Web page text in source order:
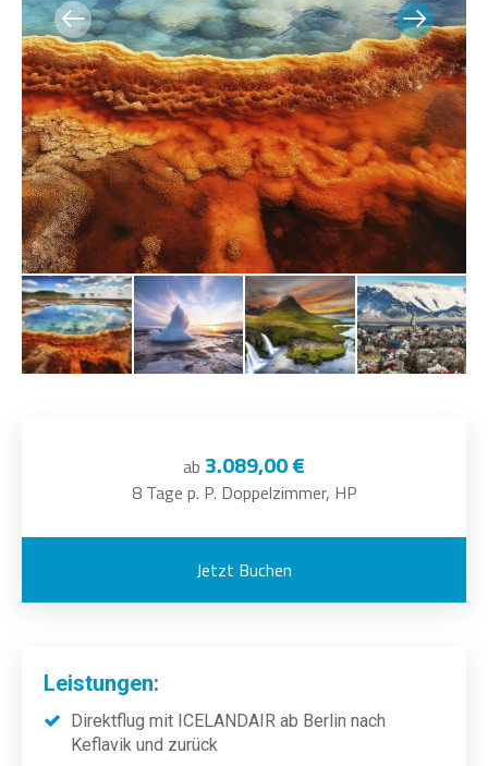
ab 3.089,00 €
8 Tage p. P. Doppelzimmer, HP
Jetzt Buchen
Leistungen:
Direktflug mit ICELANDAIR ab Berlin nach
Keflavik und zurück